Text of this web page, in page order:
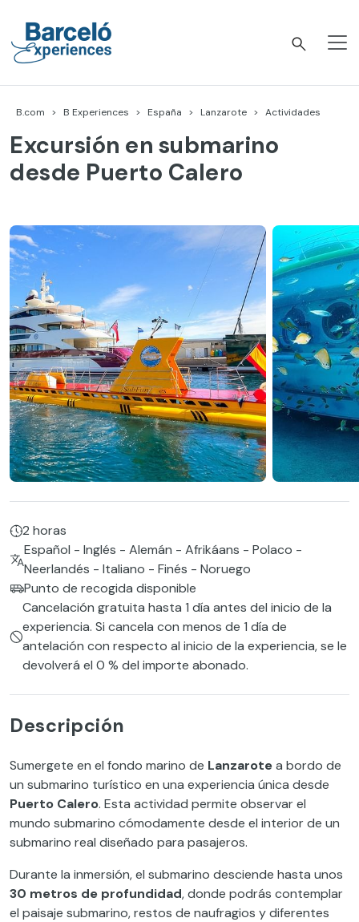
content
B.com B Experiences España Lanzarote Actividades
Excursión en submarino
desde Puerto Calero
2 horas
Español - Inglés - Alemán - Afrikáans - Polaco -
Neerlandés - Italiano - Finés - Noruego
Punto de recogida disponible
Cancelación gratuita hasta 1 día antes del inicio de la
experiencia. Si cancela con menos de 1 día de
antelación con respecto al inicio de la experiencia, se le
devolverá el 0 % del importe abonado.
Descripción
Sumergete en el fondo marino de Lanzarotea bordo de
un submarino turístico en una experiencia única desde
Puerto Calero. Esta actividad permite observar el
mundo submarino cómodamente desde el interior de un
submarino real diseñado para pasajeros.
Durante la inmersión, el submarino desciende hasta unos
30 metros de profundidad, donde podrás contemplar
el paisaje submarino, restos de naufragios y diferentes